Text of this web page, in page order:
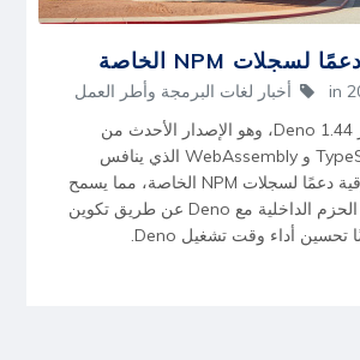
in
أخبار لغات البرمجة وأطر العمل
Deno Land الإصدار Deno 1.44، وهو الإصدار الأحدث من
JavaScript و TypeScript و WebAssembly الذي ينافس
Node.js. تضيف الترقية دعمًا لسجلات NPM الخاصة، مما يسمح
للمطورين باستخدام الحزم الداخلية مع Deno عن طريق تكوين